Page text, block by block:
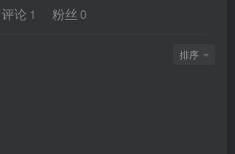
评论 1 粉丝 0
排序